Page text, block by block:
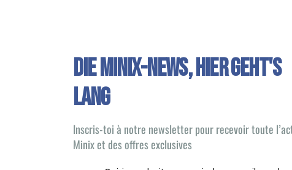
Die Minix-News, HIER GEHT'S
LANG
Inscris-toi à notre newsletter pour recevoir toute
Minix et des offres exclusives